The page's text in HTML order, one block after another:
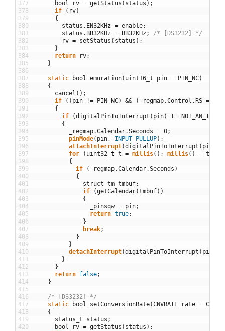
377
378
379
380
381
382
383
384
385
386
387
388
389
390
391
392
393
394
395
396
397
398
399
400
401
402
403
404
405
406
407
408
409
410
411
412
413
414
415
416
417
418
419
420
bool rv = getStatus ( status ) ;
if
( rv)
{
status . EN32KHz = enable;
status . BB32KHz = BB32KHz ;
/* [DS3232] */
rv = setStatus ( status ) ;
}
return
rv;
}
static bool emuration( uint16 t pin = PIN_NC)
{
cancel ( ) ;
if
( ( pin != PIN_NC) && ( _regmap.Control .RS ==
{
if
(digitalPinToInterrupt ( pin) !=
{
_regmap.Calendar.Seconds = 0;
pinMode( pin , INPUT_PULLUP) ;
attachInterrupt(digitalPinToInterrupt ( pin
for
( uint32 t t = millis( ) ; millis( ) - t
{
if
( _regmap.Calendar.Seconds )
{
struct tm tmbuf;
if
(getCalendar(tmbuf) )
{
_pinsqw = pin;
return true;
}
break;
}
}
detachInterrupt(digitalPinToInterrupt ( pin
}
}
return false;
}
/* [DS3232] */
static
bool setConversionRate(CNVRATE rate =
{
status t status ;
bool
rv = getStatus ( status ) ;